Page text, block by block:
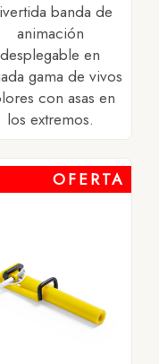
banda de
animación
desplegable en
gama de vivos
con asas en
los extremos.
OFERTA